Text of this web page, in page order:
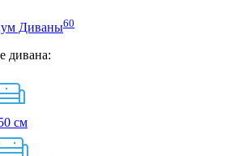
Диваны60
дивана:
см